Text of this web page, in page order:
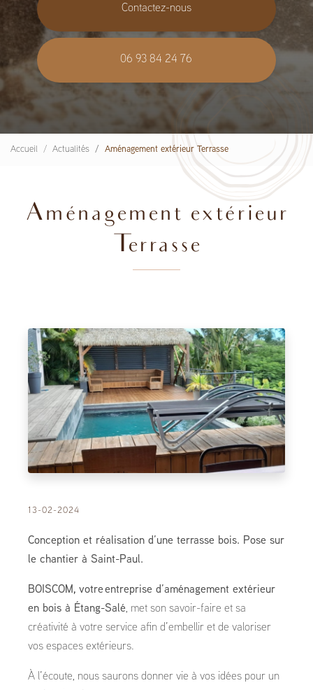
Contactez-nous
06 93 84 24 76
Accueil Actualités Aménagement extérieur Terrasse
Aménagement extérieur
Terrasse
13-02-2024
Conception et réalisation d’une terrasse bois. Pose sur
le chantier à Saint-Paul.
BOISCOM, votre entreprise d’aménagement extérieur
en bois à Étang-Salé, met son savoir-faire et sa
créativité à votre service afin d’embellir et de valoriser
vos espaces extérieurs.
À l’écoute, nous saurons donner vie à vos idées pour un